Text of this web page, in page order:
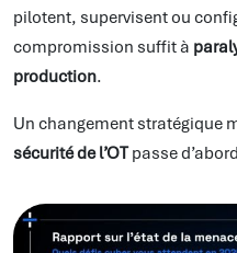
pilotent, supervisent ou
compromission suffit à
production.
Un changement stratégique
sécurité de l’OTpasse